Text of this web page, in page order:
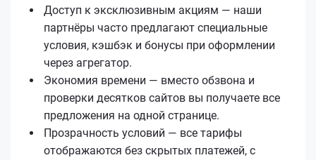
Доступ к эксклюзивным акциям — наши
партнёры часто предлагают специальные
условия, кэшбэк и бонусы при оформлении
через агрегатор.
Экономия времени — вместо обзвона и
проверки десятков сайтов вы получаете все
предложения на одной странице.
Прозрачность условий — все тарифы
отображаются без скрытых платежей, с